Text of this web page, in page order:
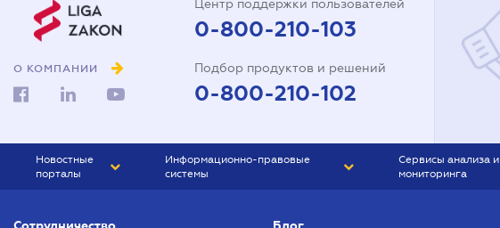
О КОМПАНИИ
Центр поддержки пользователей
0-800-210-103
Подбор продуктов и решений
0-800-210-102
Новостные
порталы
Информационно-правовые
системы
Сервисы анализа и
мониторинга